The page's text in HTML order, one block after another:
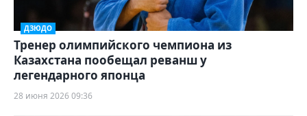
ДЗЮДО
Тренер олимпийского чемпиона из
Казахстана пообещал реванш у
легендарного японца
28 июня 2026 09:36